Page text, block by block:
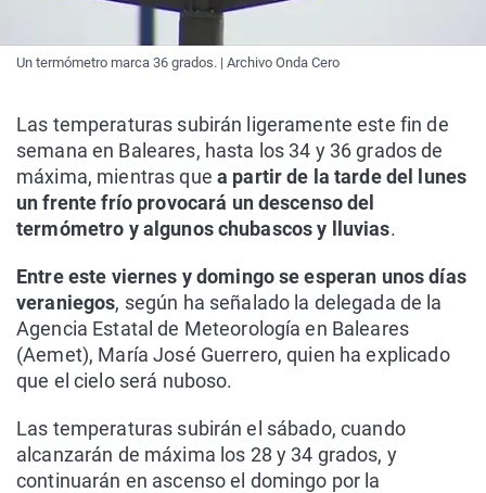
Un termómetro marca 36 grados. | Archivo Onda Cero
Las temperaturas subirán ligeramente este fin de
semana en Baleares, hasta los 34 y 36 grados de
máxima, mientras que a partir de la tarde del lunes
un frente frío provocará un descenso del
termómetro y algunos chubascos y lluvias.
Entre este viernes y domingo se esperan unos días
veraniegos, según ha señalado la delegada de la
Agencia Estatal de Meteorología en Baleares
(Aemet), María José Guerrero, quien ha explicado
que el cielo será nuboso.
Las temperaturas subirán el sábado, cuando
alcanzarán de máxima los 28 y 34 grados, y
continuarán en ascenso el domingo por la